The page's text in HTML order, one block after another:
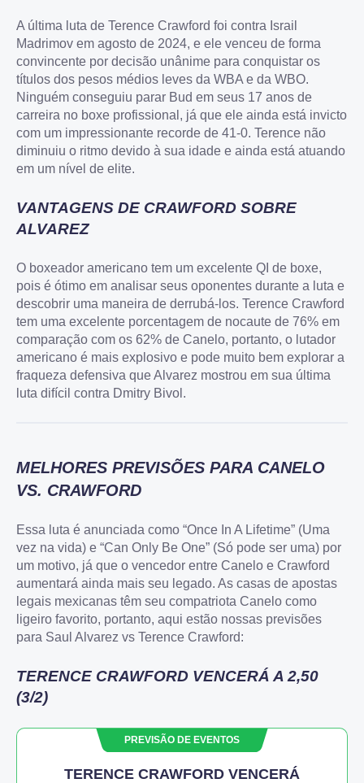
A última luta de Terence Crawford foi contra Israil
Madrimov em agosto de 2024, e ele venceu de forma
convincente por decisão unânime para conquistar os
títulos dos pesos médios leves da WBA e da WBO.
Ninguém conseguiu parar Bud em seus 17 anos de
carreira no boxe profissional, já que ele ainda está invicto
com um impressionante recorde de 41-0. Terence não
diminuiu o ritmo devido à sua idade e ainda está atuando
em um nível de elite.
VANTAGENS DE CRAWFORD SOBRE
ALVAREZ
O boxeador americano tem um excelente QI de boxe,
pois é ótimo em analisar seus oponentes durante a luta e
descobrir uma maneira de derrubá-los. Terence Crawford
tem uma excelente porcentagem de nocaute de 76% em
comparação com os 62% de Canelo, portanto, o lutador
americano é mais explosivo e pode muito bem explorar a
fraqueza defensiva que Alvarez mostrou em sua última
luta difícil contra Dmitry Bivol.
MELHORES PREVISÕES PARA CANELO
VS. CRAWFORD
Essa luta é anunciada como “Once In A Lifetime” (Uma
vez na vida) e “Can Only Be One” (Só pode ser uma) por
um motivo, já que o vencedor entre Canelo e Crawford
aumentará ainda mais seu legado. As casas de apostas
legais mexicanas têm seu compatriota Canelo como
ligeiro favorito, portanto, aqui estão nossas previsões
para Saul Alvarez vs Terence Crawford:
TERENCE CRAWFORD VENCERÁ A 2,50
(3/2)
PREVISÃO DE EVENTOS
TERENCE CRAWFORD VENCERÁ